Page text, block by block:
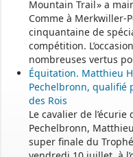
Mountain Trail » a
Comme à Merkwiller-
cinquantaine de
compétition.
nombreuses vertus
Équitation. Matthieu
Pechelbronn, qualifié
des Rois
Le cavalier de
Pechelbronn,
super finale du